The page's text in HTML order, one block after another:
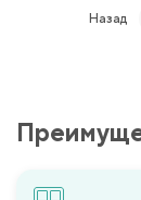
Назад